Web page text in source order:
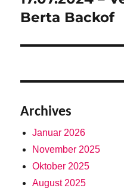
Beitrag:
Berta Backof
Archives
Januar 2026
November 2025
Oktober 2025
August 2025